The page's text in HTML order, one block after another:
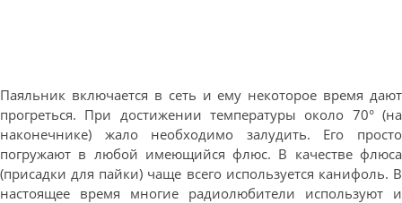
Паяльник включается в сеть и ему некоторое время дают
прогреться. При достижении температуры около 70° (на
наконечнике) жало необходимо залудить. Его просто
погружают в любой имеющийся флюс. В качестве флюса
(присадки для пайки) чаще всего используется канифоль. В
настоящее время многие радиолюбители используют и